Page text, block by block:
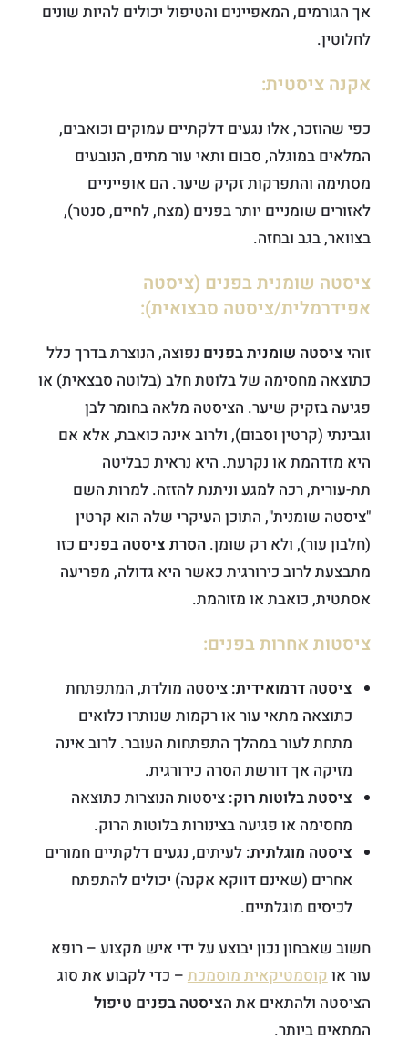
אך הגורמים, המאפיינים והטיפול יכולים להיות שונים
לחלוטין.
אקנה ציסטית:
כפי שהוזכר, אלו נגעים דלקתיים עמוקים וכואבים,
המלאים במוגלה, סבום ותאי עור מתים, הנובעים
מסתימה והתפרקות זקיק שיער. הם אופייניים
לאזורים שומניים יותר בפנים (מצח, לחיים, סנטר),
בצוואר, בגב ובחזה.
ציסטה שומנית בפנים (ציסטה
אפידרמלית/ציסטה סבצואית):
זוהי ציסטה שומנית בפנים נפוצה, הנוצרת בדרך כלל
כתוצאה מחסימה של בלוטת חלב (בלוטה סבצאית) או
פגיעה בזקיק שיער. הציסטה מלאה בחומר לבן
וגבינתי (קרטין וסבום), ולרוב אינה כואבת, אלא אם
היא מזדהמת או נקרעת. היא נראית כבליטה
תת-עורית, רכה למגע וניתנת להזזה. למרות השם
"ציסטה שומנית", התוכן העיקרי שלה הוא קרטין
(חלבון עור), ולא רק שומן.הסרת ציסטה בפנים כזו
מתבצעת לרוב כירורגית כאשר היא גדולה, מפריעה
אסתטית, כואבת או מזוהמת.
ציסטות אחרות בפנים:
ציסטה דרמואידית: ציסטה מולדת, המתפתחת
כתוצאה מתאי עור או רקמות שנותרו כלואים
מתחת לעור במהלך התפתחות העובר. לרוב אינה
מזיקה אך דורשת הסרה כירורגית.
ציסטת בלוטות רוק: ציסטות הנוצרות כתוצאה
מחסימה או פגיעה בצינורות בלוטות הרוק.
ציסטה מוגלתית: לעיתים, נגעים דלקתיים חמורים
אחרים (שאינם דווקא אקנה) יכולים להתפתח
לכיסים מוגלתיים.
חשוב שאבחון נכון יבוצע על ידי איש מקצוע – רופא
עור אוקוסמטיקאית מוסמכת – כדי לקבוע את סוג
הציסטה ולהתאים את הציסטה בפנים טיפול
המתאים ביותר.